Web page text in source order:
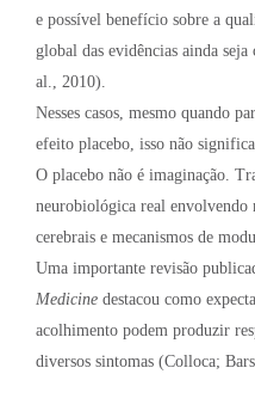
e possível benefício sobre a
global das evidências ainda
al., 2010).
Nesses casos, mesmo quando
efeito placebo, isso não
O placebo não é imaginação.
neurobiológica real envolvendo
cerebrais e mecanismos de
Uma importante revisão
Medicine destacou como
acolhimento podem produzir
diversos sintomas (Colloca;